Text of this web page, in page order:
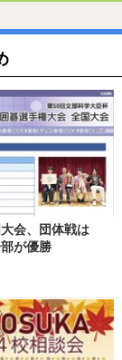
会、団体戦は
が優勝